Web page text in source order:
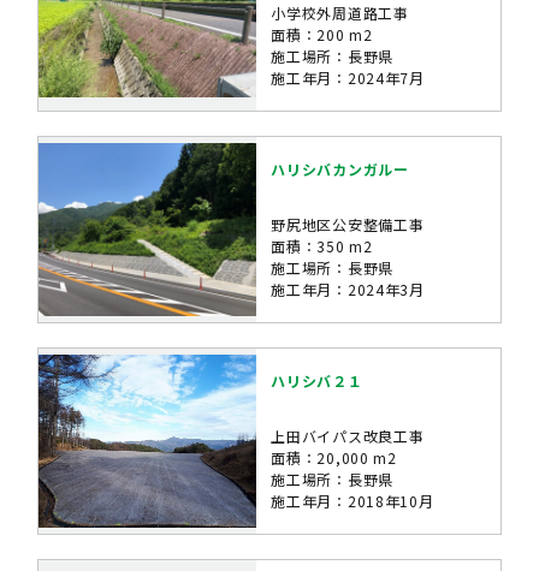
小学校外周道路工事
面積：200 m2
施工場所：長野県
施工年月：2024年7月
ハリシバカンガルー
野尻地区公安整備工事
面積：350 m2
施工場所：長野県
施工年月：2024年3月
ハリシバ２１
上田バイパス改良工事
面積：20,000 m2
施工場所：長野県
施工年月：2018年10月